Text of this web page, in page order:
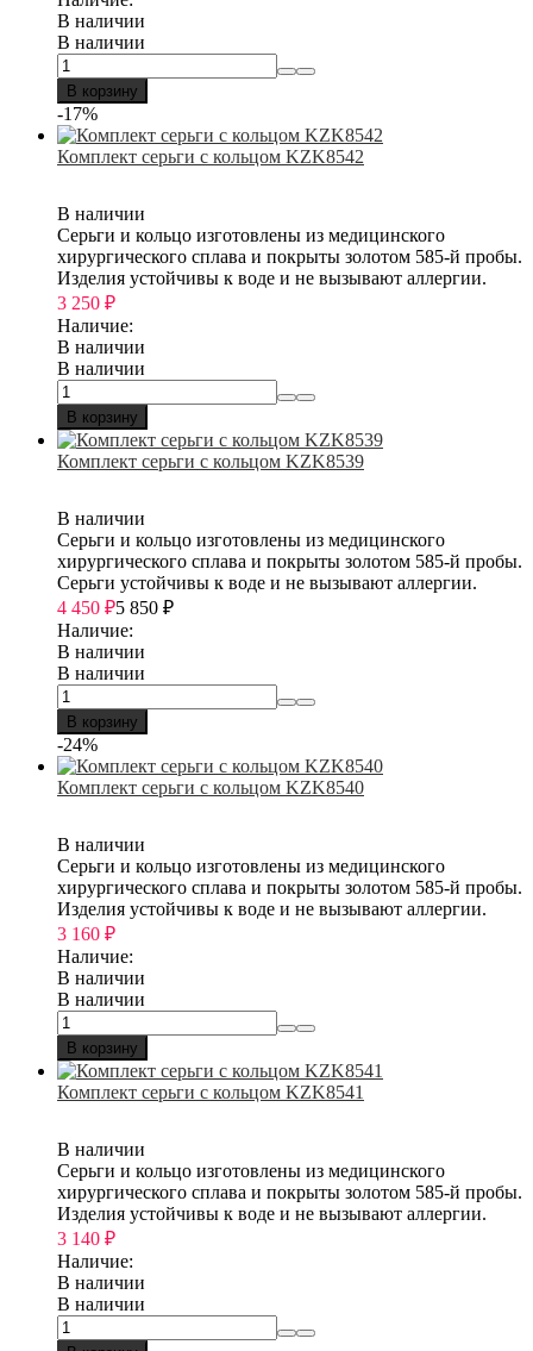
В наличии
В наличии
В корзину
-17%
Комплект серьги с кольцом KZK8542
В наличии
Серьги и кольцо изготовлены из медицинского
хирургического сплава и покрыты золотом 585-й пробы.
Изделия устойчивы к воде и не вызывают аллергии.
3 250 ₽
Наличие:
В наличии
В наличии
В корзину
Комплект серьги с кольцом KZK8539
В наличии
Серьги и кольцо изготовлены из медицинского
хирургического сплава и покрыты золотом 585-й пробы.
Серьги устойчивы к воде и не вызывают аллергии.
4 450 ₽5 850 ₽
Наличие:
В наличии
В наличии
В корзину
-24%
Комплект серьги с кольцом KZK8540
В наличии
Серьги и кольцо изготовлены из медицинского
хирургического сплава и покрыты золотом 585-й пробы.
Изделия устойчивы к воде и не вызывают аллергии.
3 160 ₽
Наличие:
В наличии
В наличии
В корзину
Комплект серьги с кольцом KZK8541
В наличии
Серьги и кольцо изготовлены из медицинского
хирургического сплава и покрыты золотом 585-й пробы.
Изделия устойчивы к воде и не вызывают аллергии.
3 140 ₽
Наличие:
В наличии
В наличии